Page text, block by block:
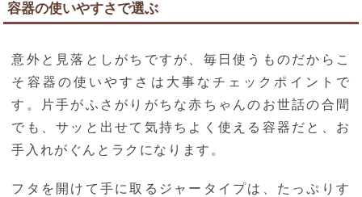
容器の使いやすさで選ぶ
意外と見落としがちですが、毎日使うものだからこ
そ容器の使いやすさは大事なチェックポイントで
す。片手がふさがりがちな赤ちゃんのお世話の合間
でも、サッと出せて気持ちよく使える容器だと、お
手入れがぐんとラクになります。
フタを開けて手に取るジャータイプは、たっぷりす